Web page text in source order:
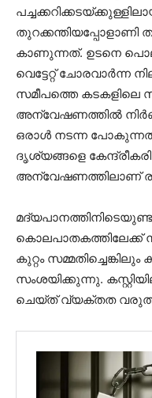
തുറക്കന്തിയപ്പോളാണി
കാണുന്നത്. ഉടനെ
വെട്ടേറ്റ് ചോരവാർന്ന
സമീപത്തെ കടകളിലെ
അന്വേഷണത്തിൽ
ഒരാൾ നടന്ന
ദൃശ്യങ്ങളെ
അന്വേഷണത്തിലാണ്
കൊലപാതകത്തിലേക്ക്
കുറ്റം
സംശയിക്കുന്നു.
ചെയ്ത് വ്യക്തത